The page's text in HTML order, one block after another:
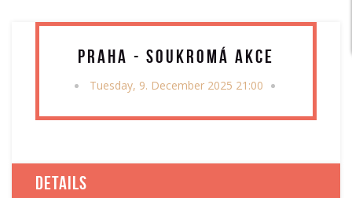
Praha - soukromá akce
Tuesday, 9. December 2025 21:00
Details